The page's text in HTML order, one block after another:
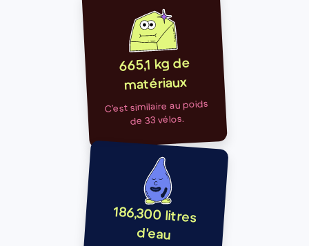
665,1 kg de
matériaux
C’est similaire au poids
de 33 vélos.
186,300 litres
d'eau